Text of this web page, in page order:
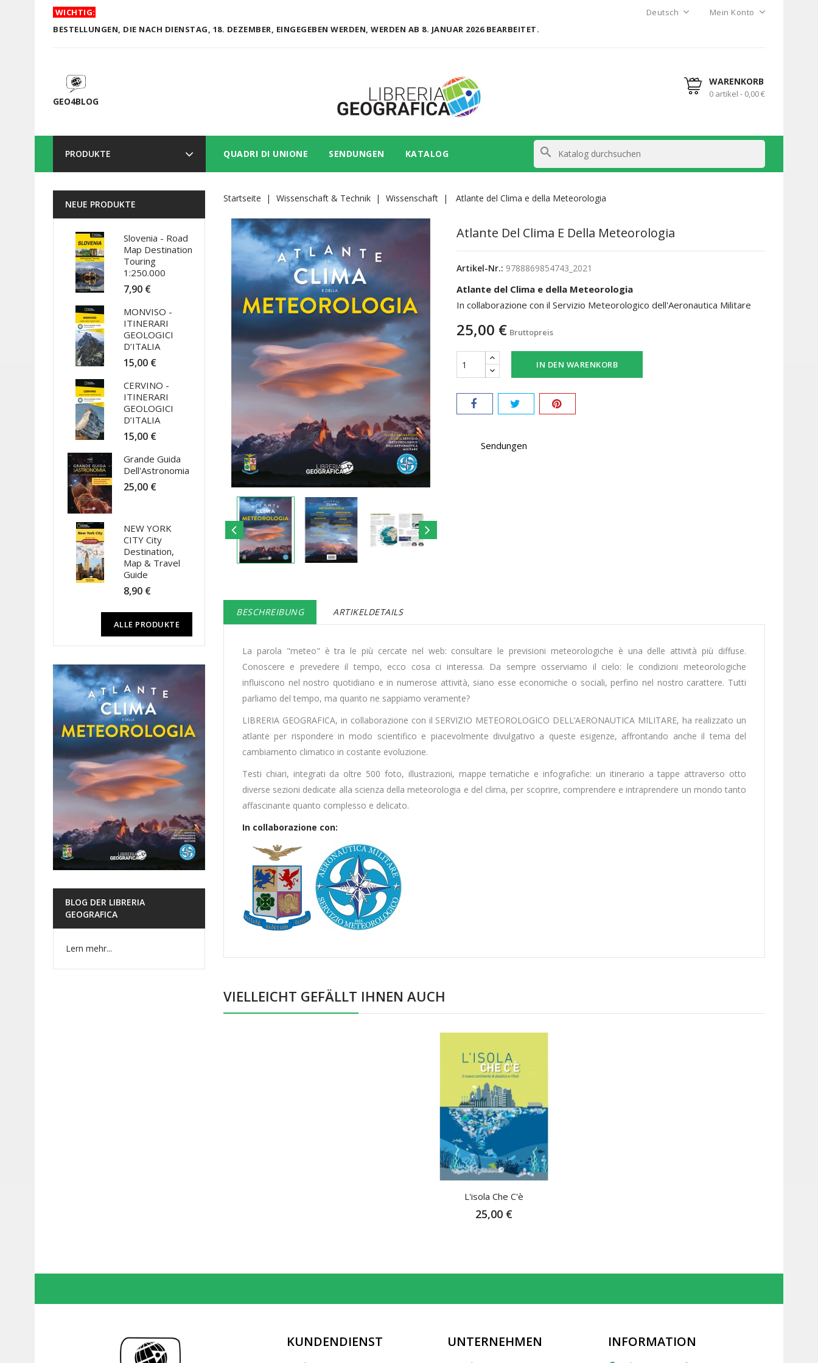
WICHTIG:
BESTELLUNGEN, DIE NACH DIENSTAG, 18. DEZEMBER, EINGEGEBEN WERDEN, WERDEN AB 8. JANUAR 2026 BEARBEITET.
Deutsch Mein Konto
GEO4BLOG
WARENKORB
0 artikel - 0,00 €
QUADRI DI UNIONE SENDUNGEN KATALOG
PRODUKTE search
NEUE PRODUKTE
Slovenia - Road
Map Destination
Touring
1:250.000
7,90 €
MONVISO -
ITINERARI
GEOLOGICI
D’ITALIA
15,00 €
CERVINO -
ITINERARI
GEOLOGICI
D’ITALIA
15,00 €
Grande Guida
Dell'Astronomia
25,00 €
NEW YORK
CITY City
Destination,
Map & Travel
Guide
8,90 €
ALLE PRODUKTE
BLOG DER LIBRERIA
GEOGRAFICA
Lern mehr...
Startseite Wissenschaft & Technik Wissenschaft Atlante del Clima e della Meteorologia
Atlante Del Clima E Della Meteorologia
Artikel-Nr.: 9788869854743_2021
Atlante del Clima e della Meteorologia
In collaborazione con il Servizio Meteorologico dell'Aeronautica Militare
25,00 € Bruttopreis
IN DEN WARENKORB
Sendungen
BESCHREIBUNG ARTIKELDETAILS
La parola "meteo" è tra le più cercate nel web: consultare le previsioni meteorologiche è una delle attività più diffuse.
Conoscere e prevedere il tempo, ecco cosa ci interessa. Da sempre osserviamo il cielo: le condizioni meteorologiche
influiscono nel nostro quotidiano e in numerose attività, siano esse economiche o sociali, perfino nel nostro carattere. Tutti
parliamo del tempo, ma quanto ne sappiamo veramente?
LIBRERIA GEOGRAFICA, in collaborazione con il SERVIZIO METEOROLOGICO DELL’AERONAUTICA MILITARE, ha realizzato un
atlante per rispondere in modo scientifico e piacevolmente divulgativo a queste esigenze, affrontando anche il tema del
cambiamento climatico in costante evoluzione.
Testi chiari, integrati da oltre 500 foto, illustrazioni, mappe tematiche e infografiche: un itinerario a tappe attraverso otto
diverse sezioni dedicate alla scienza della meteorologia e del clima, per scoprire, comprendere e intraprendere un mondo tanto
affascinante quanto complesso e delicato.
In collaborazione con:
VIELLEICHT GEFÄLLT IHNEN AUCH
L'isola Che C'è
25,00 €
KUNDENDIENST UNTERNEHMEN INFORMATION